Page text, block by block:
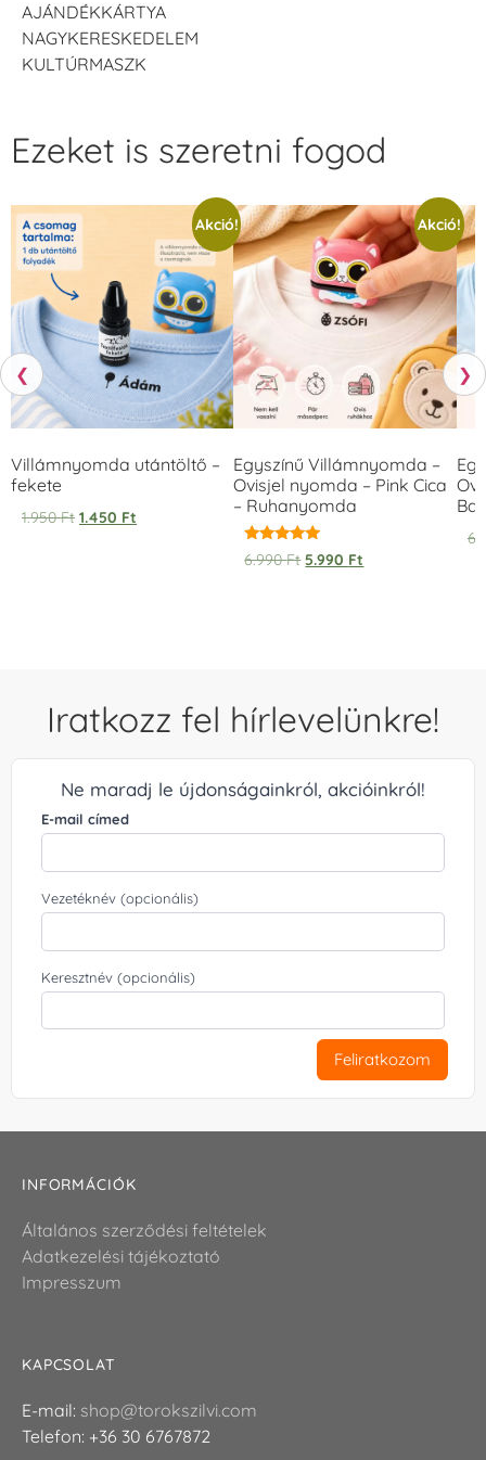
AJÁNDÉKKÁRTYA
NAGYKERESKEDELEM
KULTÚRMASZK
❮
Ezeket is szeretni fogod
Akció!
Villámnyomda utántöltő –
fekete
1.950Ft 1.450 Ft
Akció!
Egyszínű Villámnyomda –
Ovisjel nyomda – Pink Cica
– Ruhanyomda
Értékelés:
5.00
6.990Ft 5.990 Ft
❯
Iratkozz fel hírlevelünkre!
Ne maradj le újdonságainkról, akcióinkról!
E-mail címed
Vezetéknév (opcionális)
Keresztnév (opcionális)
Feliratkozom
INFORMÁCIÓK
Általános szerződési feltételek
Adatkezelési tájékoztató
Impresszum
KAPCSOLAT
E-mail: shop@torokszilvi.com
Telefon: +36 30 6767872